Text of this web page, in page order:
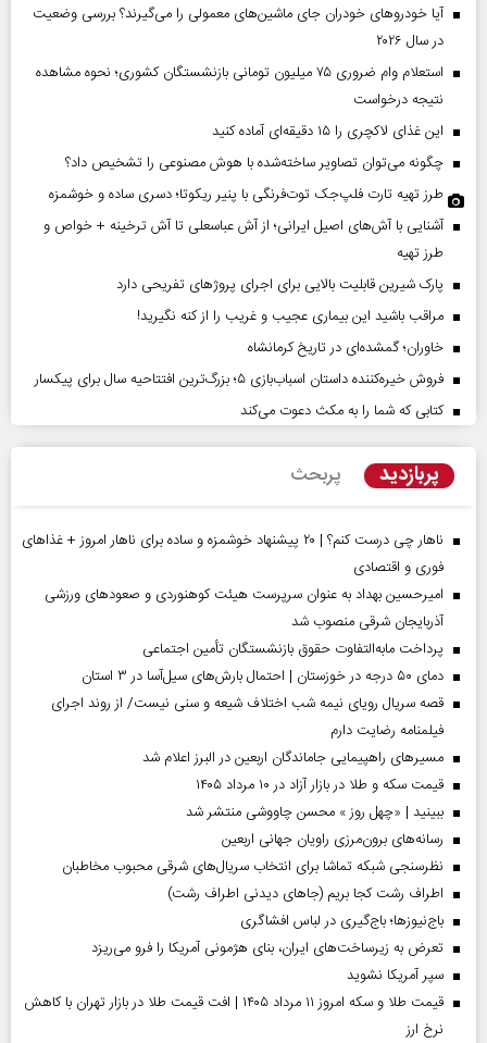
آیا خودروهای خودران جای ماشین‌های معمولی را می‌گیرند؟ بررسی وضعیت
در سال ۲۰۲۶
استعلام وام ضروری ۷۵ میلیون تومانی بازنشستگان کشوری؛ نحوه مشاهده
نتیجه درخواست
این غذای لاکچری را ۱۵ دقیقه‌ای آماده کنید
چگونه می‌توان تصاویر ساخته‌شده با هوش مصنوعی را تشخیص داد؟
طرز تهیه تارت فلپ‌جک توت‌فرنگی با پنیر ریکوتا؛ دسری ساده و خوشمزه
آشنایی با آش‌های اصیل ایرانی؛ از آش عباسعلی تا آش ترخینه + خواص و
طرز تهیه
پارک شیرین قابلیت‌ بالایی برای اجرای پروژهای تفریحی دارد
مراقب باشید این بیماری عجیب و غریب را از کنه نگیرید!
خاوران؛ گمشده‌ای در تاریخ کرمانشاه
فروش خیره‌کننده داستان اسباب‌بازی ۵؛ بزرگ‌ترین افتتاحیه سال برای پیکسار
کتابی که شما را به مکث دعوت می‌کند
پربازدید پربحث
ناهار چی درست کنم؟ | ۲۰ پیشنهاد خوشمزه و ساده برای ناهار امروز + غذاهای
فوری و اقتصادی
امیرحسین بهداد به عنوان سرپرست هیئت کوهنوردی و صعودهای ورزشی
آذربایجان شرقی منصوب شد
پرداخت مابه‌التفاوت حقوق بازنشستگان تأمین اجتماعی
دمای ۵۰ درجه در خوزستان | احتمال بارش‌های سیل‌آسا در ۳ استان
قصه سریال رویای نیمه شب اختلاف شیعه و سنی نیست/ از روند اجرای
فیلمنامه رضایت دارم
مسیر‌های راهپیمایی جاماندگان اربعین در البرز اعلام شد
قیمت سکه و طلا در بازار آزاد در ۱۰ مرداد ۱۴۰۵
ببینید | «چهل روز » محسن چاووشی منتشر شد
رسانه‌های برون‌مرزی راویان جهانی اربعین
نظرسنجی شبکه تماشا برای انتخاب سریال‌های شرقی محبوب مخاطبان
اطراف رشت کجا بریم (جاهای دیدنی اطراف رشت)
باج‌نیوزها؛ باج‌گیری در لباس افشاگری
تعرض به زیرساخت‌های ایران، بنای هژمونی آمریکا را فرو می‌ریزد
سپر آمریکا نشوید
قیمت طلا و سکه امروز ۱۱ مرداد ۱۴۰۵ | افت قیمت طلا در بازار تهران با کاهش
نرخ ارز